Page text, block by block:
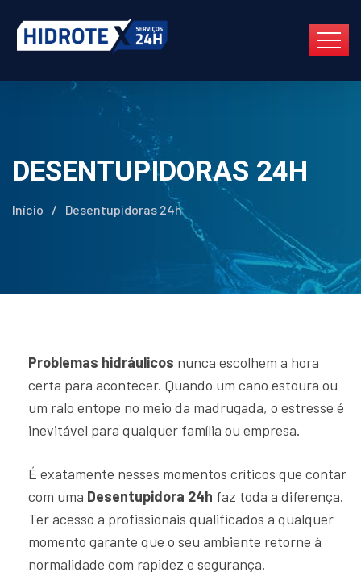
DESENTUPIDORAS 24H
Início / Desentupidoras 24h
Problemas hidráulicos nunca escolhem a hora
certa para acontecer. Quando um cano estoura ou
um ralo entope no meio da madrugada, o estresse é
inevitável para qualquer família ou empresa.
É exatamente nesses momentos críticos que contar
com uma Desentupidora 24h faz toda a diferença.
Ter acesso a profissionais qualificados a qualquer
momento garante que o seu ambiente retorne à
normalidade com rapidez e segurança.